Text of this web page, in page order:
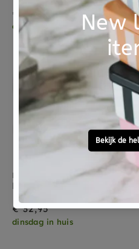
€ 7,95
dinsdag in huis
MOULIN ROTY
Moulin Roty porseleinen servies Après la pluie
€ 32,95
dinsdag in huis